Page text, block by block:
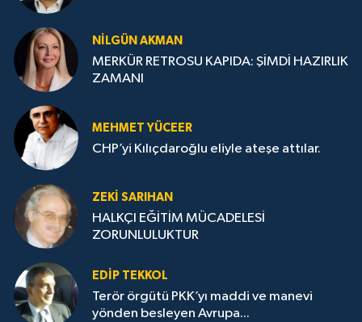
NILGÜN AKMAN
MERKÜR RETROSU KAPIDA: ŞİMDİ HAZIRLIK
ZAMANI
MEHMET YÜCEER
CHP’yi Kılıçdaroğlu eliyle ateşe attılar.
ZEKI SARIHAN
HALKÇI EĞİTİM MÜCADELESİ
ZORUNLULUKTUR
EDIP TEKKOL
Terör örgütü PKK’yı maddi ve manevi
yönden besleyen Avrupa...